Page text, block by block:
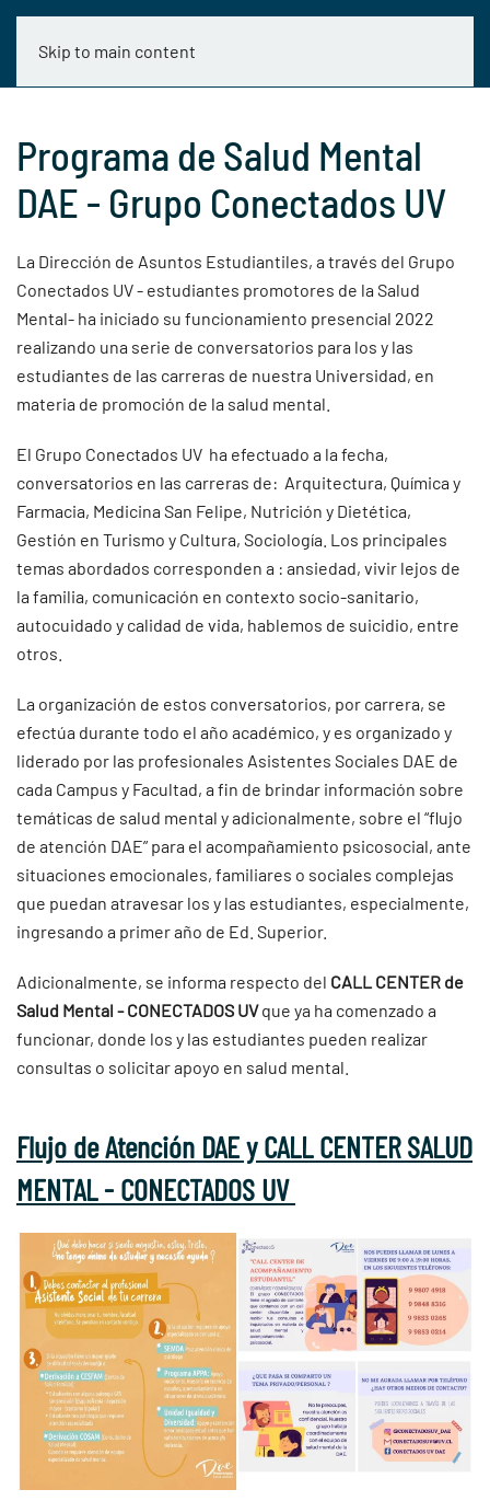
Skip to main content
Programa de Salud Mental
DAE - Grupo Conectados UV
La Dirección de Asuntos Estudiantiles, a través del Grupo
Conectados UV - estudiantes promotores de la Salud
Mental- ha iniciado su funcionamiento presencial 2022
realizando una serie de conversatorios para los y las
estudiantes de las carreras de nuestra Universidad, en
materia de promoción de la salud mental.
El Grupo Conectados UV ha efectuado a la fecha,
conversatorios en las carreras de: Arquitectura, Química y
Farmacia, Medicina San Felipe, Nutrición y Dietética,
Gestión en Turismo y Cultura, Sociología. Los principales
temas abordados corresponden a : ansiedad, vivir lejos de
la familia, comunicación en contexto socio-sanitario,
autocuidado y calidad de vida, hablemos de suicidio, entre
otros.
La organización de estos conversatorios, por carrera, se
efectúa durante todo el año académico, y es organizado y
liderado por las profesionales Asistentes Sociales DAE de
cada Campus y Facultad, a fin de brindar información sobre
temáticas de salud mental y adicionalmente, sobre el “flujo
de atención DAE” para el acompañamiento psicosocial, ante
situaciones emocionales, familiares o sociales complejas
que puedan atravesar los y las estudiantes, especialmente,
ingresando a primer año de Ed. Superior.
Adicionalmente, se informa respecto del CALL CENTER de
Salud Mental - CONECTADOS UVque ya ha comenzado a
funcionar, donde los y las estudiantes pueden realizar
consultas o solicitar apoyo en salud mental.
Flujo de Atención DAE y CALL CENTER SALUD
MENTAL - CONECTADOS UV